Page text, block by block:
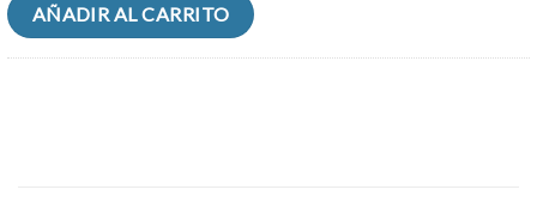
AÑADIR AL CARRITO